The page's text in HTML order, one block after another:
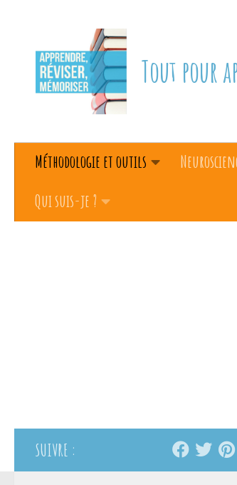
Tout pour
Méthodologie et outils
Qui suis-je ?
SUIVRE :